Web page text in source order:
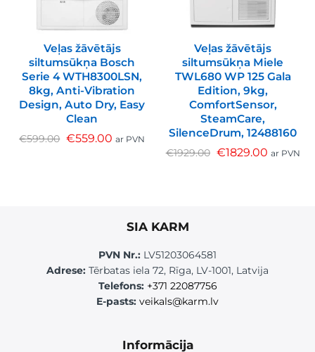
Veļas žāvētājs
siltumsūkņa Bosch
Serie 4 WTH8300LSN,
8kg, Anti-Vibration
Design, Auto Dry, Easy
Clean
€599.00 €559.00 ar PVN
Veļas žāvētājs
siltumsūkņa Miele
TWL680 WP 125 Gala
Edition, 9kg,
ComfortSensor,
SteamCare,
SilenceDrum, 12488160
€1929.00 €1829.00 ar PVN
SIA KARM
PVN Nr.: LV51203064581
Adrese: Tērbatas iela 72, Rīga, LV-1001, Latvija
Telefons: +371 22087756
E-pasts: veikals@karm.lv
Informācija